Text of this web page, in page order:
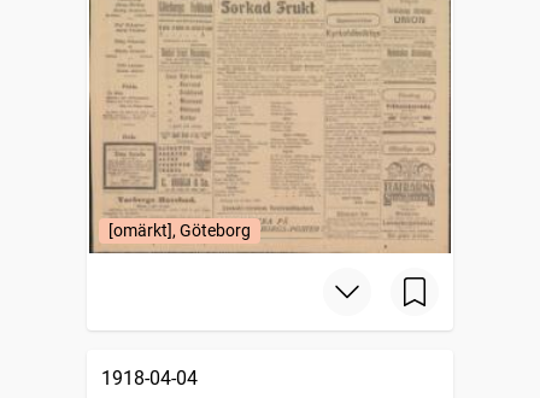
[omärkt], Göteborg
1918-04-04